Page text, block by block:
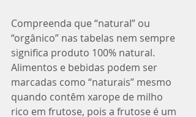
Compreenda que “natural” ou
“orgânico” nas tabelas nem sempre
significa produto 100% natural.
Alimentos e bebidas podem ser
marcadas como “naturais” mesmo
quando contêm xarope de milho
rico em frutose, pois a frutose é um